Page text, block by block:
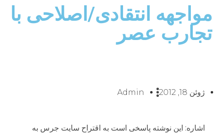
مواجهه انتقادی/اصلاحی با
تجارب عصر
ژوئن 18, 2012 Admin
اشاره: این نوشته پاسخی است به اقتراح سایت جرس به